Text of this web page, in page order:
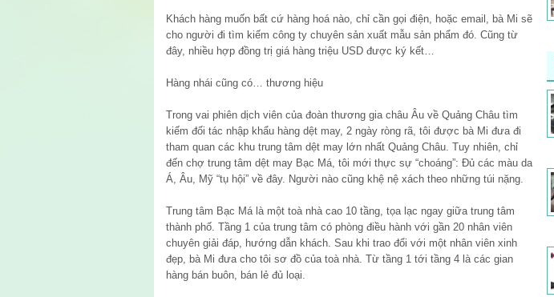
Khách hàng muốn bất cứ hàng hoá nào, chỉ cần gọi điện, hoặc email, bà Mi sẽ
cho người đi tìm kiếm công ty chuyên sản xuất mẫu sản phẩm đó. Cũng từ
đây, nhiều hợp đồng trị giá hàng triệu USD được ký kết…
Hàng nhái cũng có… thương hiệu
Trong vai phiên dịch viên của đoàn thương gia châu Âu về Quảng Châu tìm
kiếm đối tác nhập khẩu hàng dệt may, 2 ngày ròng rã, tôi được bà Mi đưa đi
tham quan các khu trung tâm dệt may lớn nhất Quảng Châu. Tuy nhiên, chỉ
đến chợ trung tâm dệt may Bạc Má, tôi mới thực sự “choáng”: Đủ các màu da
Á, Âu, Mỹ “tụ hội” về đây. Người nào cũng khệ nệ xách theo những túi nặng.
Trung tâm Bạc Má là một toà nhà cao 10 tầng, tọa lạc ngay giữa trung tâm
thành phố. Tầng 1 của trung tâm có phòng điều hành với gần 20 nhân viên
chuyên giải đáp, hướng dẫn khách. Sau khi trao đổi với một nhân viên xinh
đẹp, bà Mi đưa cho tôi sơ đồ của toà nhà. Từ tầng 1 tới tầng 4 là các gian
hàng bán buôn, bán lẻ đủ loại.